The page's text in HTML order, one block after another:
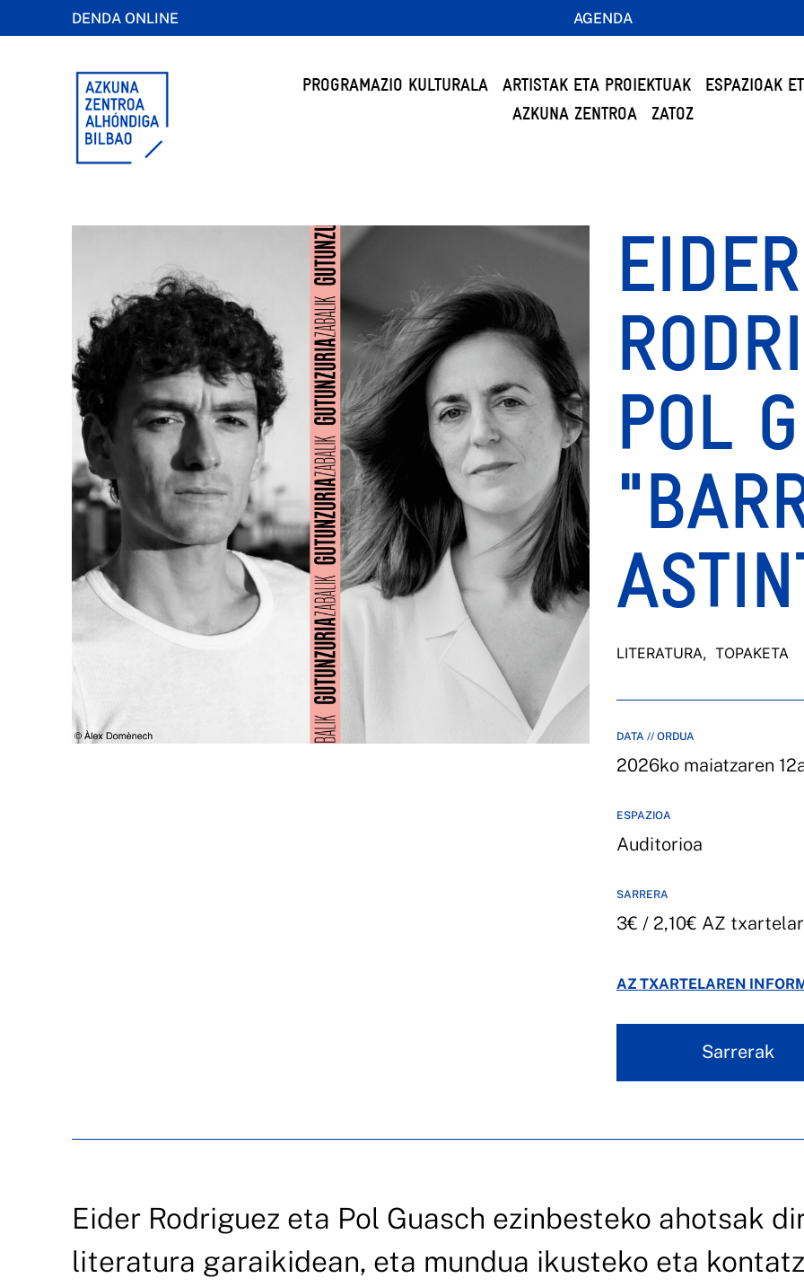
DENDA ONLINE AGENDA
PROGRAMAZIO KULTURALA ARTISTAK ETA PROIEKTUAK
ESPAZIOAK
AZKUNA ZENTROA
ZATOZ
EIDER
POL
LITERATURA, TOPAKETA
DATA // ORDUA
2026ko maiatzaren
ESPAZIOA
Auditorioa
SARRERA
3€ / 2,10€ AZ
AZ TXARTELAREN
Sarrerak
Eider Rodriguez eta Pol Guasch ezinbesteko ahotsak
literatura garaikidean, eta mundua ikusteko eta